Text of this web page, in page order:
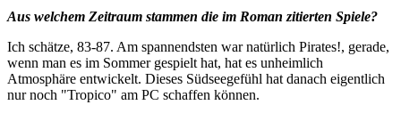
Aus welchem Zeitraum stammen die im Roman zitierten Spiele?
Ich schätze, 83-87. Am spannendsten war natürlich Pirates!, gerade,
wenn man es im Sommer gespielt hat, hat es unheimlich
Atmosphäre entwickelt. Dieses Südseegefühl hat danach eigentlich
nur noch "Tropico" am PC schaffen können.